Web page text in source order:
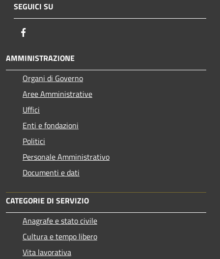
SEGUICI SU
AMMINISTRAZIONE
Organi di Governo
Aree Amministrative
Uffici
Enti e fondazioni
Politici
Personale Amministrativo
Documenti e dati
CATEGORIE DI SERVIZIO
Anagrafe e stato civile
Cultura e tempo libero
Vita lavorativa